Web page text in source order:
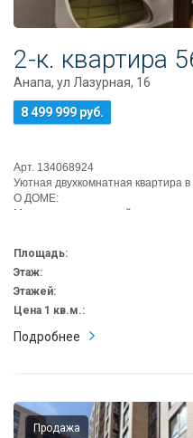
2-к. квартира
Анапа, ул Лазурная, 16
8 499 999 руб.
Арт. 134068924
Уютная двухкомнатная квартира
О ДОМЕ:
Монолитно-кирпичный
Площадь:
Этаж:
Этажей:
Цена 1 кв.м.:
Подробнее
Продажа